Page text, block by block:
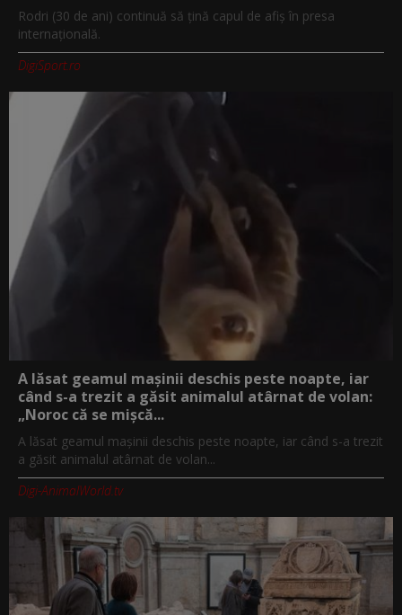
Rodri (30 de ani) continuă să țină capul de afiș în presa
internațională.
DigiSport.ro
A lăsat geamul mașinii deschis peste noapte, iar
când s-a trezit a găsit animalul atârnat de volan:
„Noroc că se mișcă...
A lăsat geamul mașinii deschis peste noapte, iar când s-a trezit
a găsit animalul atârnat de volan...
Digi-AnimalWorld.tv